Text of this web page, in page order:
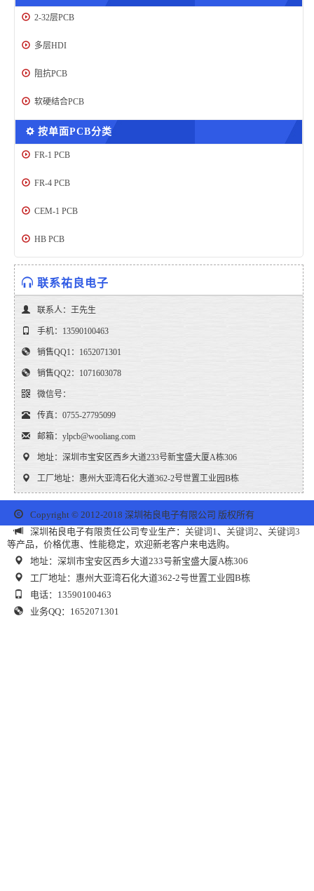
2-32层PCB
多层HDI
阻抗PCB
软硬结合PCB
按单面PCB分类
FR-1 PCB
FR-4 PCB
CEM-1 PCB
HB PCB
联系祐良电子
联系人：王先生
手机：13590100463
销售QQ1：1652071301
销售QQ2：1071603078
微信号：
传真：0755-27795099
邮箱：ylpcb@wooliang.com
地址：深圳市宝安区西乡大道233号新宝盛大厦A栋306
工厂地址：惠州大亚湾石化大道362-2号世置工业园B栋
Copyright © 2012-2018 深圳祐良电子有限公司 版权所有
深圳祐良电子有限责任公司专业生产： 关键词1 、 关键词2、 关键词3
等产品，价格优惠、性能稳定，欢迎新老客户来电选购。
地址：深圳市宝安区西乡大道233号新宝盛大厦A栋306
工厂地址：惠州大亚湾石化大道362-2号世置工业园B栋
电话：13590100463
业务QQ：1652071301